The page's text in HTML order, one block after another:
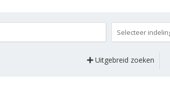
Selecteer
Uitgebreid zoeken